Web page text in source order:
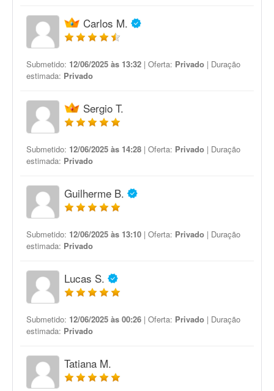
Carlos M.
Submetido: 12/06/2025 às 13:32 | Oferta: Privado | Duração
estimada: Privado
Sergio T.
Submetido: 12/06/2025 às 14:28 | Oferta: Privado | Duração
estimada: Privado
Guilherme B.
Submetido: 12/06/2025 às 13:10 | Oferta: Privado | Duração
estimada: Privado
Lucas S.
Submetido: 12/06/2025 às 00:26 | Oferta: Privado | Duração
estimada: Privado
Tatiana M.